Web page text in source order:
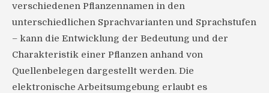
verschiedenen Pflanzennamen in den
unterschiedlichen Sprachvarianten und Sprachstufen
– kann die Entwicklung der Bedeutung und der
Charakteristik einer Pflanzen anhand von
Quellenbelegen dargestellt werden. Die
elektronische Arbeitsumgebung erlaubt es